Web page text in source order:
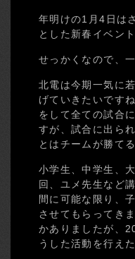
年明けの1月4日は
とした新春イベン
せっかくなので、
北電は今期一気に
げていきたいです
をして全ての試合
すが、試合に出ら
とはチームが勝て
小学生、中学生、
回、ユメ先生など
間に可能な限り、
させてもらってき
かありましたが、
うした活動を行え